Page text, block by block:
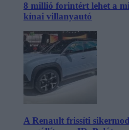
8 millió forintért lehet a
kínai villanyautó
A Renault frissíti